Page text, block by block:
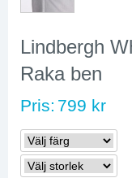
Lindbergh
Raka ben
Pris: 799 kr